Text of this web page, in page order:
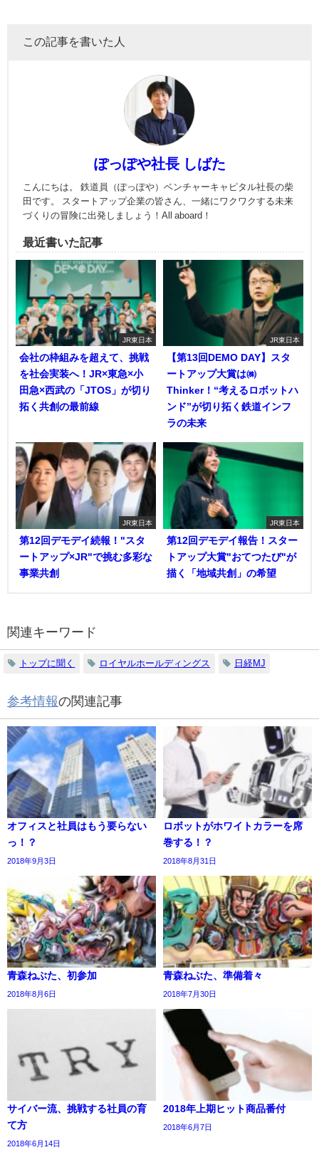
この記事を書いた人
ぽっぽや社長 しばた
こんにちは。 鉄道員（ぽっぽや）ベンチャーキャピタル社長の柴
田です。 スタートアップ企業の皆さん、一緒にワクワクする未来
づくりの冒険に出発しましょう！All aboard！
最近書いた記事
JR東日本
会社の枠組みを超えて、挑戦
を社会実装へ！JR×東急×小
田急×西武の「JTOS」が切り
拓く共創の最前線
JR東日本
【第13回DEMO DAY】スタ
ートアップ大賞は㈱
Thinker！“考えるロボットハ
ンド”が切り拓く鉄道インフ
ラの未来
JR東日本
第12回デモデイ続報！"スタ
ートアップ×JR"で挑む多彩な
事業共創
JR東日本
第12回デモデイ報告！スター
トアップ大賞"おてつたび"が
描く「地域共創」の希望
関連キーワード
トップに聞く ロイヤルホールディングス 日経MJ
参考情報の関連記事
オフィスと社員はもう要らない
っ！？
2018年9月3日
ロボットがホワイトカラーを席
巻する！？
2018年8月31日
青森ねぶた、初参加
2018年8月6日
青森ねぶた、準備着々
2018年7月30日
サイバー流、挑戦する社員の育
て方
2018年6月14日
2018年上期ヒット商品番付
2018年6月7日